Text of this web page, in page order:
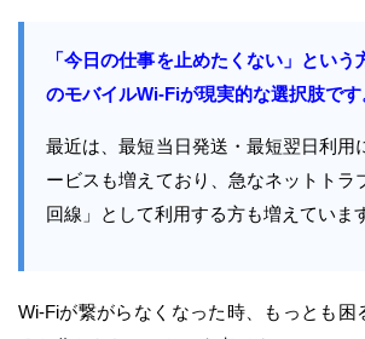
「今日の仕事を止めたくない」とい
のモバイルWi-Fiが現実的な選択肢です
最近は、最短当日発送・最短翌日利用
ービスも増えており、急なネットトラ
回線」として利用する方も増えていま
Wi-Fiが繋がらなくなった時、もっとも困